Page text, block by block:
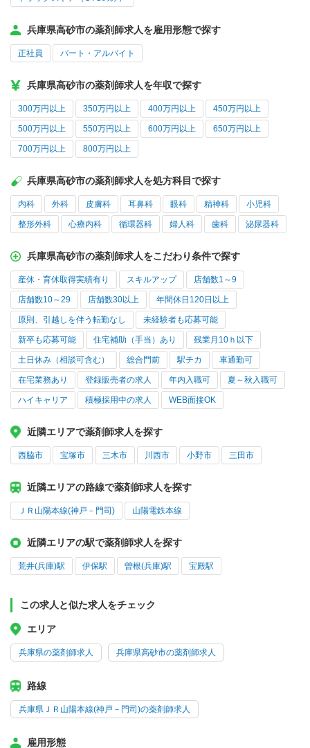
兵庫県高砂市の薬剤師求人を雇用形態で探す
正社員 パート・アルバイト
兵庫県高砂市の薬剤師求人を年収で探す
300万円以上 350万円以上 400万円以上 450万円以上
500万円以上 550万円以上 600万円以上 650万円以上
700万円以上 800万円以上
兵庫県高砂市の薬剤師求人を処方科目で探す
内科 外科 皮膚科 耳鼻科 眼科 精神科 小児科
整形外科 心療内科 循環器科 婦人科 歯科 泌尿器科
兵庫県高砂市の薬剤師求人をこだわり条件で探す
産休・育休取得実績有り スキルアップ 店舗数1～9
店舗数10～29 店舗数30以上 年間休日120日以上
原則、引越しを伴う転勤なし 未経験者も応募可能
新卒も応募可能 住宅補助（手当）あり 残業月10ｈ以下
土日休み（相談可含む） 総合門前 駅チカ 車通勤可
在宅業務あり 登録販売者の求人 年内入職可 夏～秋入職可
ハイキャリア 積極採用中の求人 WEB面接OK
近隣エリアで薬剤師求人を探す
西脇市 宝塚市 三木市 川西市 小野市 三田市
近隣エリアの路線で薬剤師求人を探す
ＪＲ山陽本線(神戸－門司) 山陽電鉄本線
近隣エリアの駅で薬剤師求人を探す
荒井(兵庫)駅 伊保駅 曽根(兵庫)駅 宝殿駅
この求人と似た求人をチェック
エリア
兵庫県の薬剤師求人 兵庫県高砂市の薬剤師求人
路線
兵庫県ＪＲ山陽本線(神戸－門司)の薬剤師求人
雇用形態